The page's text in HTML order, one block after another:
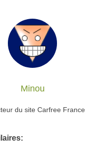
Minou
du site Carfree France